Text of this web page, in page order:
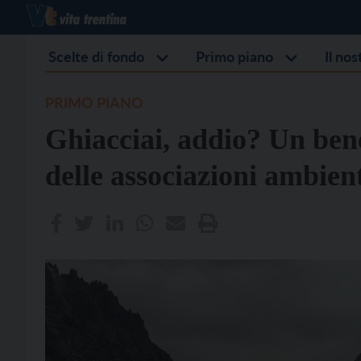
Scelte di fondo Primo piano Il
Ghiacciai, addio? Un
delle associazioni